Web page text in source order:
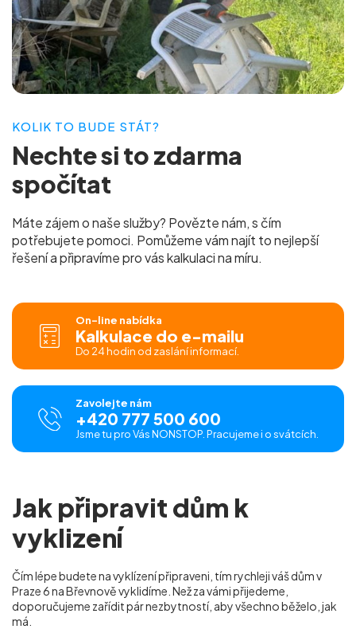
KOLIK TO BUDE STÁT?
Nechte si tozdarma
spočítat
Máte zájem o naše služby? Povězte nám, s čím
potřebujete pomoci. Pomůžeme vám najít to nejlepší
řešení a připravíme pro váskalkulaci na míru.
On-line nabídka
Kalkulace do e-mailu
Do 24 hodin od zaslání informací.
Zavolejte nám
+420 777 500 600
Jsme tu pro Vás NONSTOP. Pracujeme i o svátcích.
Jak připravit dům k
vyklizení
Čím lépe budete na vyklízení připraveni, tím rychleji váš dům v
Praze 6 na Břevnově vyklidíme. Než za vámi přijedeme,
doporučujeme zařídit pár nezbytností, aby všechno běželo, jak
má.